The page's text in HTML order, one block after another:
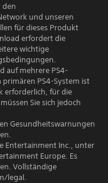
den
und unseren
für dieses Produkt
erfordert die
wichtige
auf mehrere PS4-
PS4-System ist
erforderlich, für die
Sie sich jedoch
Gesundheitswarnungen
Entertainment Inc., unter
Europe. Es
Vollständige
legal.